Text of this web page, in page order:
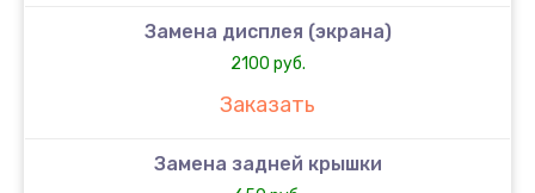
Замена дисплея (экрана)
2100 руб.
Заказать
Замена задней крышки